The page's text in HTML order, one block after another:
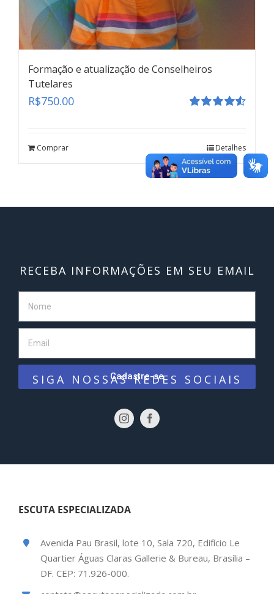
Formação e atualização de Conselheiros
Tutelares
R$750.00
Comprar Detalhes
RECEBA INFORMAÇÕES EM SEU EMAIL
Cadastre-se
SIGA NOSSAS REDES SOCIAIS
ESCUTA ESPECIALIZADA
Avenida Pau Brasil, lote 10, Sala 720, Edifício Le
Quartier Águas Claras Gallerie & Bureau, Brasília –
DF. CEP: 71.926-000.